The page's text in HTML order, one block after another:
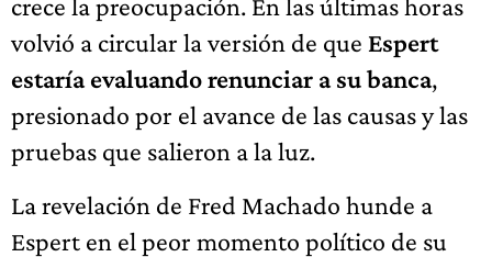
crece la preocupación. En las últimas horas
volvió a circular la versión de que Espert
estaría evaluando renunciar a su banca,
presionado por el avance de las causas y las
pruebas que salieron a la luz.
La revelación de Fred Machado hunde a
Espert en el peor momento político de su